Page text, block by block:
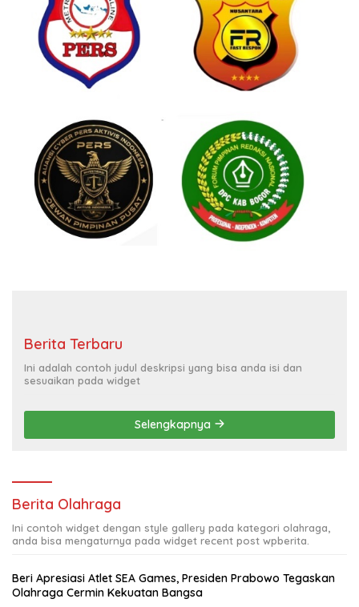
Berita Terbaru
Ini adalah contoh judul deskripsi yang bisa anda isi dan
sesuaikan pada widget
Selengkapnya
Berita Olahraga
Ini contoh widget dengan style gallery pada kategori olahraga,
anda bisa mengaturnya pada widget recent post wpberita.
Beri Apresiasi Atlet SEA Games, Presiden Prabowo Tegaskan
Olahraga Cermin Kekuatan Bangsa